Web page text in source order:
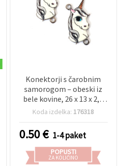
Konektorji s čarobnim
samorogom – obeski iz
bele kovine, 26 x 13 x 2,5
mm, luknja 2 mm – 2
nakita in hobi ustvarjanje
Koda izdelka: 176318
0.50€ 1-4 paket
POPUSTI
ZA KOLIČINO